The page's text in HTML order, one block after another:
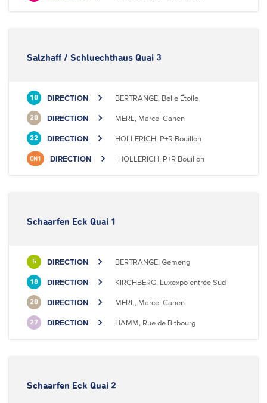
Salzhaff / Schluechthaus Quai 3
10 DIRECTION BERTRANGE, Belle Étoile
20 DIRECTION MERL, Marcel Cahen
22 DIRECTION HOLLERICH, P+R Bouillon
CN1 DIRECTION HOLLERICH, P+R Bouillon
Schaarfen Eck Quai 1
5 DIRECTION BERTRANGE, Gemeng
18 DIRECTION KIRCHBERG, Luxexpo entrée Sud
20 DIRECTION MERL, Marcel Cahen
27 DIRECTION HAMM, Rue de Bitbourg
Schaarfen Eck Quai 2